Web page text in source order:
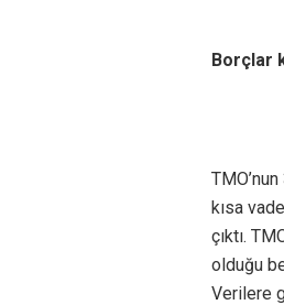
Borçlar
kısa
çıktı.
olduğu
Verilere